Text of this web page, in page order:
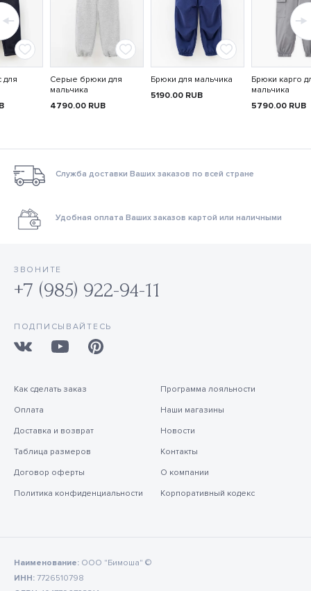
для
Серые брюки для
мальчика
4790.00 RUB
Брюки для мальчика
5190.00 RUB
Брюки карго
мальчика
5790.00 RUB
Служба доставки Ваших заказов по всей стране
Удобная оплата Ваших заказов картой или наличными
ЗВОНИТЕ
+7 (985) 922-94-11
ПОДПИСЫВАЙТЕСЬ
Как сделать заказ
Оплата
Доставка и возврат
Таблица размеров
Договор оферты
Политика конфиденциальности
Программа лояльности
Наши магазины
Новости
Контакты
О компании
Корпоративный кодекс
Наименование: ООО "Бимоша" ©
ИНН: 7726510798